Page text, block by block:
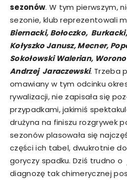
sezonów. W tym pierwszym,
sezonie, klub reprezentowali
Biernacki, Bołoczko,
Kołyszko Janusz, Mecner,
Sokołowski Walerian,
Andrzej Jaraczewski. Trzeba
omawiany w tym odcinku
rywalizacji, nie zapisała się
przypadkami, jakimiś
drużyna na finiszu rozgrywek
sezonów plasowała się
części ich tabel, dwukrotnie
goryczy spadku. Dziś trudno
diagnozę tak chimerycznej